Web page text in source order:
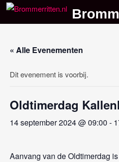
Skip
« Alle Evenementen
Dit evenement is voorbij.
Oldtimerdag
14 september 2024 @ 09:00 -
Aanvang van de Oldtimerdag